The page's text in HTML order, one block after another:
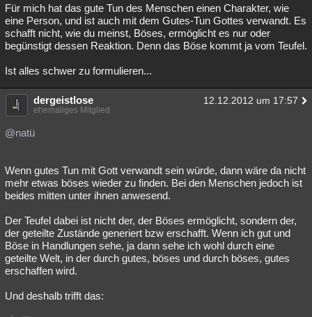
Für mich hat das gute Tun des Menschen einen Charakter, wie
eine Person, und ist auch mit dem Gutes-Tun Gottes verwandt. Es
schafft nicht, wie du meinst, Böses, ermöglicht es nur oder
begünstigt dessen Reaktion. Denn das Böse kommt ja vom Teufel.
Ist alles schwer zu formulieren...
dergeistlose 12.12.2012 um 17:57
ehemaliges Mitglied
@natü
Wenn gutes Tun mit Gott verwandt sein würde, dann wäre da nicht
mehr etwas böses wieder zu finden. Bei den Menschen jedoch ist
beides mitten unter ihnen anwesend.
Der Teufel dabei ist nicht der, der Böses ermöglicht, sondern der,
der geteilte Zustände generiert bzw erschafft. Wenn ich gut und
Böse in Handlungen sehe, ja dann sehe ich wohl durch eine
geteilte Welt, in der durch gutes, böses und durch böses, gutes
erschaffen wird.
Und deshalb trifft das: